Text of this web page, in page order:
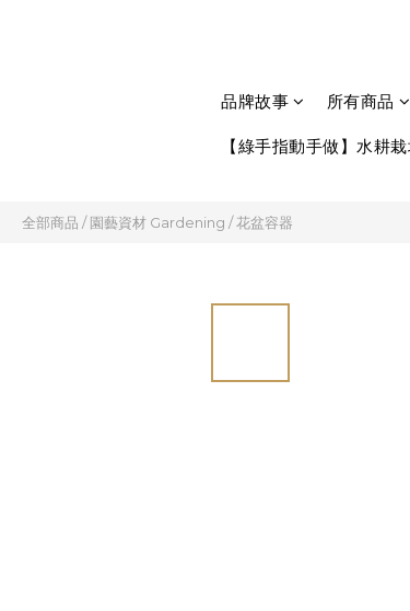
品牌故事 所有商品
【綠手指動手做】水耕
全部商品 /園藝資材 Gardening /花盆容器